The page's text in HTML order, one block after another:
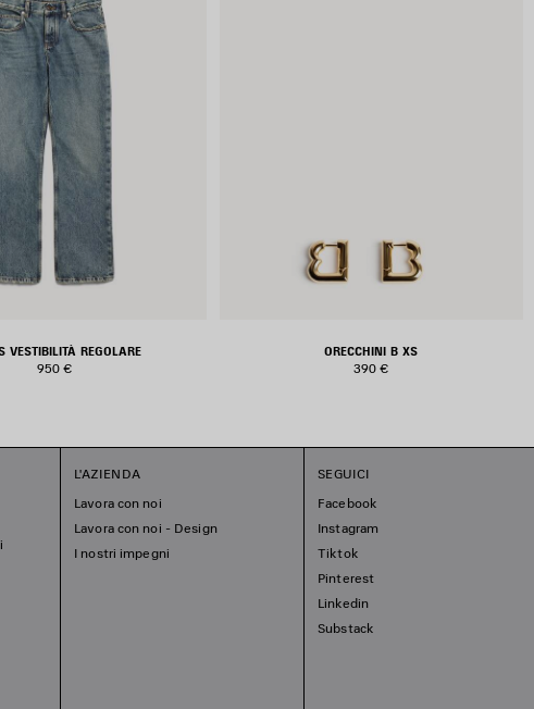
VESTIBILITÀ REGOLARE
950 €
ORECCHINI B XS
390 €
L'AZIENDA
Lavora con noi
Lavora con noi - Design
I nostri impegni
SEGUICI
Facebook
Instagram
Tiktok
Pinterest
Linkedin
Substack